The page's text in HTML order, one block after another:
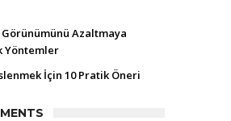
Azaltmaya
Yöntemler
İçin 10 Pratik Öneri